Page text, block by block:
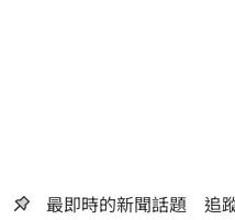
最即時的新聞話題 追